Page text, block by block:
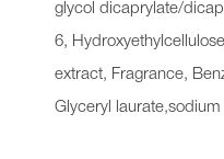
glycol dicaprylate/
6,
extract, Fragrance,
Glyceryl